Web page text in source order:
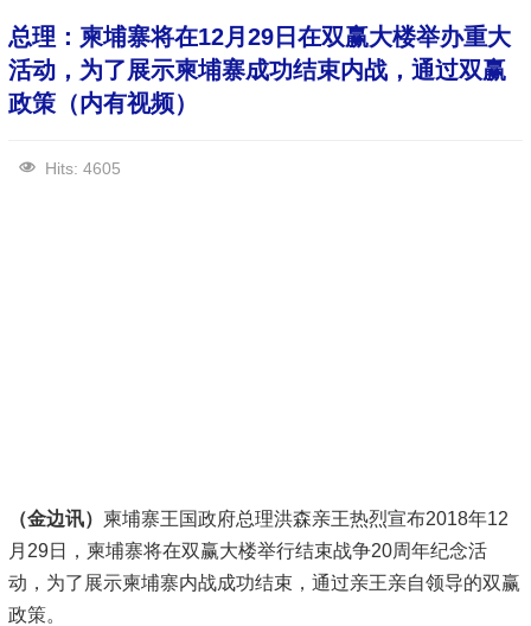
总理：柬埔寨将在12月29日在双赢大楼举办重大
活动，为了展示柬埔寨成功结束内战，通过双赢
政策（内有视频）
Hits: 4605
（金边讯） 柬埔寨王国政府总理洪森亲王热烈宣布2018年12
月29日，柬埔寨将在双赢大楼举行结束战争20周年纪念活
动，为了展示柬埔寨内战成功结束，通过亲王亲自领导的双赢
政策。